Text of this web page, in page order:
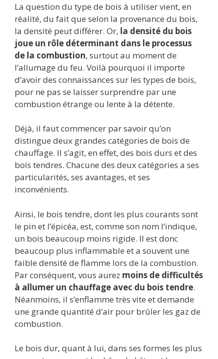
La question du type de bois à utiliser vient, en
réalité, du fait que selon la provenance du bois,
la densité peut différer. Or, la densité du bois
joue un rôle déterminant dans le processus
de la combustion, surtout au moment de
l’allumage du feu. Voilà pourquoi il importe
d’avoir des connaissances sur les types de bois,
pour ne pas se laisser surprendre par une
combustion étrange ou lente à la détente.
Déjà, il faut commencer par savoir qu’on
distingue deux grandes catégories de bois de
chauffage. Il s’agit, en effet, des bois durs et des
bois tendres. Chacune des deux catégories a ses
particularités, ses avantages, et ses
inconvénients.
Ainsi, le bois tendre, dont les plus courants sont
le pin et l’épicéa, est, comme son nom l’indique,
un bois beaucoup moins rigide. Il est donc
beaucoup plus inflammable et a souvent une
faible densité de flamme lors de la combustion.
Par conséquent, vous aurez moins de difficultés
à allumer un chauffage avec du bois tendre.
Néanmoins, il s’enflamme très vite et demande
une grande quantité d’air pour brûler les gaz de
combustion.
Le bois dur, quant à lui, dans ses formes les plus